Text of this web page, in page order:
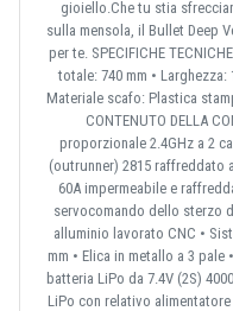
gioiello.Che tu stia
sulla mensola, il Bullet Deep
per te. SPECIFICHE
totale: 740 mm •
Materiale scafo: Plastica
CONTENUTO DELLA
proporzionale 2.4GHz a 2
(outrunner) 2815 raffreddato
60A impermeabile e
servocomando dello sterzo
alluminio lavorato CNC •
mm • Elica in metallo a 3
batteria LiPo da 7.4V (2S)
LiPo con relativo alimentatore